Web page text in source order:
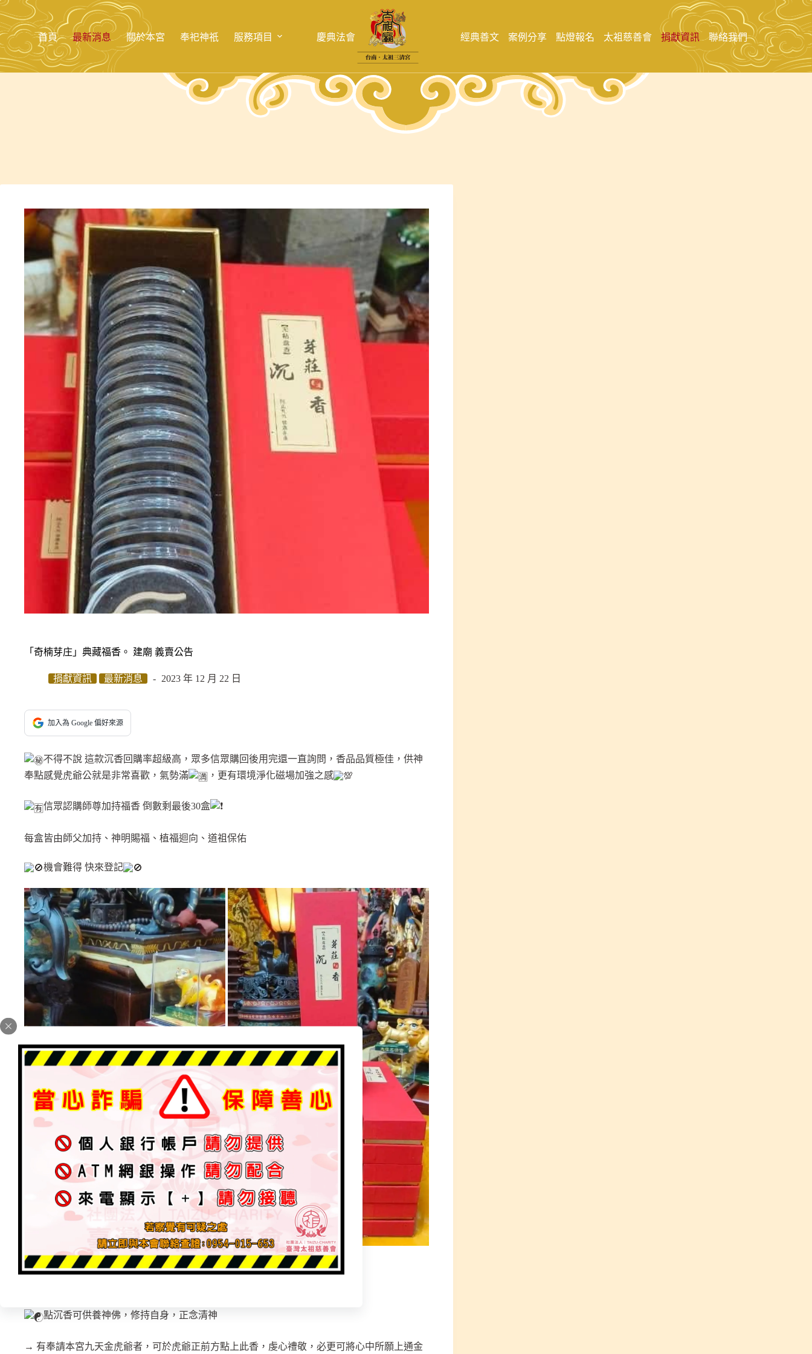
跳
至
主
要
內
首頁 最新消息 關於本宮 奉祀神祇 服務項目 慶典法會 經典善文 案例分享 點燈報名 太袓慈善會 捐獻資訊 聯絡我們
「奇楠芽庄」典藏福香。 建廟 義賣公告
捐獻資訊 最新消息 2023 年 12 月 22 日
加入為 Google 偏好來源
不得不說 這款沉香回購率超級高，眾多信眾購回後用完還一直詢問，香品品質極佳，供神
奉點感覺虎爺公就是非常喜歡，氣勢滿
，更有環境淨化磁場加強之感
信眾認購師尊加持福香 倒數剩最後30盒
每盒皆由師父加持、神明賜福、植福迴向、道祖保佑
機會難得 快來登記
奇楠沉香為香中絕品．質糯軟玉．韻味優秀。
點沉香可供養神佛，修持自身，正念清神
→ 有奉請本宮九天金虎爺者，可於虎爺正前方點上此香，虔心禮敬，必更可將心中所願上通金